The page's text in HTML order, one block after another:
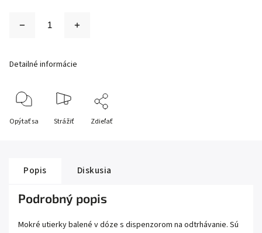
Detailné informácie
Opýtať sa Strážiť Zdieľať
Popis Diskusia
Podrobný popis
Mokré utierky balené v dóze s dispenzorom na odtrhávanie. Sú